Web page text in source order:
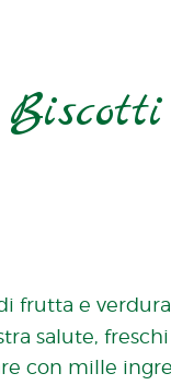
frutta e
salute,
con mille